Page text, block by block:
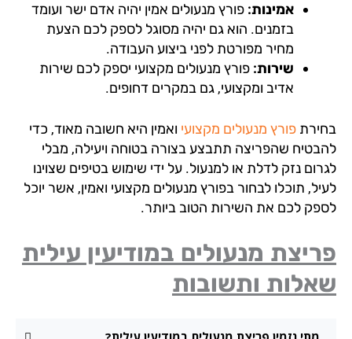
אמינות:פורץ מנעולים אמין יהיה אדם ישר ועומד
בזמנים. הוא גם יהיה מסוגל לספק לכם הצעת
מחיר מפורטת לפני ביצוע העבודה.
שירות:פורץ מנעולים מקצועי יספק לכם שירות
אדיב ומקצועי, גם במקרים דחופים.
פורץ מנעולים מקצועיואמין היא חשובה מאוד, כדי
שהפריצה תתבצע בצורה בטוחה ויעילה, מבלי
נזק לדלת או למנעול. על ידי שימוש בטיפים שצוינו
תוכלו לבחור בפורץ מנעולים מקצועי ואמין, אשר יוכל
לכם את השירות הטוב ביותר.
מנעולים במודיעין עילית
ותשובות